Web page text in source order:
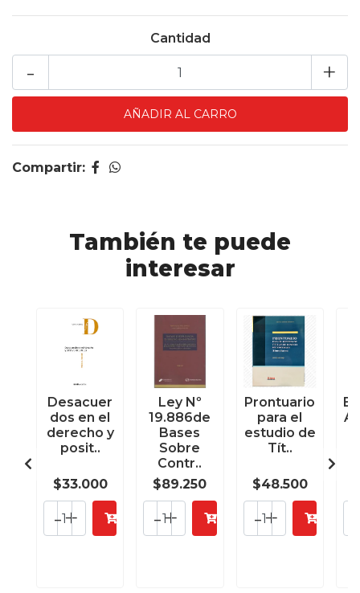
Cantidad
+
-
Compartir:
También te puede
interesar
Desacuer
dos en el
derecho y
posit..
$33.000
+
-
Ley Nº
19.886de
Bases
Sobre
Contr..
$89.250
+
-
Prontuario
para el
estudio de
Tít..
$48.500
+
-